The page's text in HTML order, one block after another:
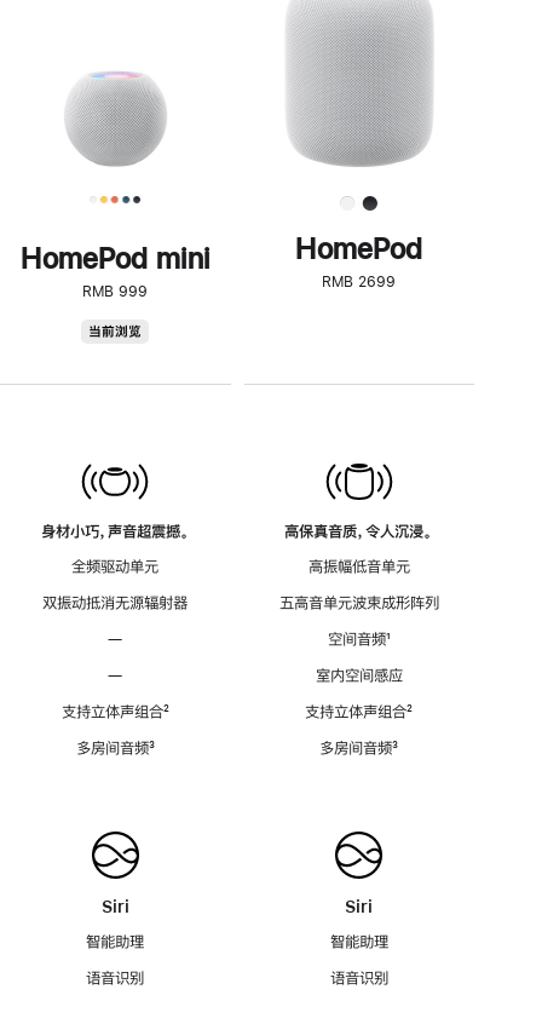
HomePod mini
RMB 999
当前浏览
身材小巧，声音超震撼。
全频驱动单元
双振动抵消无源辐射器
—
—
支持立体声组合脚
²
多房间音频脚
³
Siri
智能助理
语音识别
了
解
HomePod<
HomePod
RMB 2699
高保真音质，令人沉浸。
高振幅低音单元
五高音单元波束成形阵列
空间音频脚
¹
室内空间感应
支持立体声组合脚
²
多房间音频脚
³
Siri
智能助理
语音识别